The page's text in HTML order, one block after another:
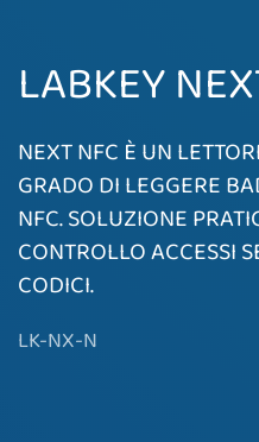
LABKEY
NEXT NFC È UN
GRADO DI LEGGERE
NFC. SOLUZIONE
CONTROLLO ACCESSI
CODICI.
LK-NX-N